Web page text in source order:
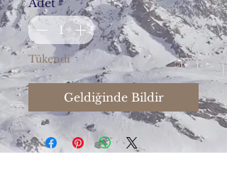
Adet *
Tükendi
Geldiğinde Bildir